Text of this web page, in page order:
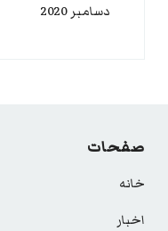
دسامبر 2020
صفحات
خانه
اخبار